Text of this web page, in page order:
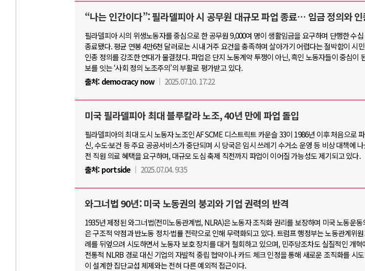
“나는 인간이다”: 필라델피아 시 공무원 대규모 파업 종료… 임금 정의와
필라델피아 시의 위생노동자를 중심으로 한 공무원 9,000여 명이 생활임금을 요구하며 단행한 수
종료됐다. 평균 연봉 4만6천 달러로는 시내 거주 요건을 충족하며 살아가기 어렵다는 절박함이 시
인종 정의를 강조한 연대가 물결쳤다. 파업은 단지 노동계약 투쟁이 아닌, 흑인 노동자들이 중심이
보를 잇는 ‘사회 정의 노조주의’의 부활로 평가받고 있다.
출처: democracy now 2025.07.10. 17:22
미국 필라델피아 최대 블루칼라 노조, 40년 만에 파업 돌입
필라델피아의 최대 도시 노동자 노조인 AFSCME 디스트릭트 카운슬 33이 1986년 이후 처음으로
신, 수도·보건 등 주요 공공서비스가 중단되며 시 당국은 임시 쓰레기 수거소 운영 등 비상 대책에
전 직원 의료 혜택을 요구하며, 대규모 도심 축제 직전까지 파업이 이어질 가능성도 제기되고 있다.
출처: portside 2025.07.04. 9:35
와그너법 90년: 미국 노동권의 붕괴와 기업 권력의 반격
1935년 제정된 와그너법(전미노동관계법, NLRA)은 노동자 조직화 권리를 보장하며 미국 노동운
은 구조적 약점과 반노동 정치·법률 전략으로 인해 무력화되고 있다. 트럼프 행정부는 노동관계위
례를 뒤엎으려 시도하면서 노동자 보호 장치를 대거 철회하고 있으며, 민주당조차도 실질적인 개
전통적 NLRB 경로 대신 기업의 자발적 중립 협약이나 카드 체크 인정을 통해 새로운 조직화를 시
이 설계한 집단교섭 체제와는 전혀 다른 예외적 접근이다.